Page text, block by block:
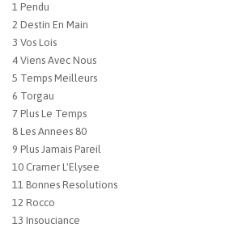
1 Pendu
2 Destin En Main
3 Vos Lois
4 Viens Avec Nous
5 Temps Meilleurs
6 Torgau
7 Plus Le Temps
8 Les Annees 80
9 Plus Jamais Pareil
10 Cramer L'Elysee
11 Bonnes Resolutions
12 Rocco
13 Insouciance